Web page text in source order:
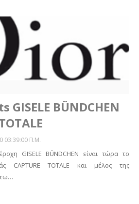
GISELE BÜNDCHEN
03:39:00 Π.μ.
GISELE BÜNDCHEN είναι τώρα το
CAPTURE TOTALE και μέλος της
τω…